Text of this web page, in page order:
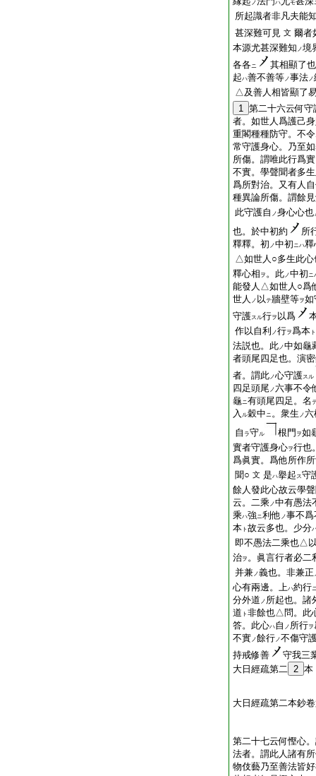
ノ ハ モ
所起識者非凡夫能
甚深難可見 文 爾者
本源尤甚深難知 ノ境
各各ニ
其相顯了
起ハ善不善等ノ事法ノ
△及善人相皆顯了
1 第二十六云何
者。如世人爲護己
重閣種種防守。不
常守護身心。乃至
所傷。謂唯此行爲
不實。學聲聞者多
爲所對治。又有人
種異論所傷。謂餘
此守護自 ノ身心心
也。於中初約
所
釋釋。初 ノ中初ニハ釋
△如世人○多生此心
釋心相 ヲ 。此ノ中初ニ
能發人△如世人○爲
世人 ノ 以テ牆壁等ヲ如
守護スル行ヲ 以爲
作以自利 ノ行ヲ爲本 ト
法説也。此ノ中如龜
者頭尾四足也。演
者。謂此ノ心守護スル
四足頭尾ノ六事不令
龜ニ有頭尾四足。名
入 ル穀中ニ。衆生 ノ六
自 ラ守ル 根門 ヲ如
實者守護身心ヲ行也
爲眞實。爲他所作
聞○ 文 是ハ擧起 ス守
餘人發此心故云學
云。二乘 ノ中有愚法
乘ハ強ニ利他 ノ事不爲
本 ト 故云多也。少分
即不愚法二乘也△
治ヲ 。眞言行者必二
并兼ノ義也。非兼正
心有兩邊。上ハ約行
分外道 ノ 所起也。諸
道 ト 非餘也△問。此
答。此心ハ自 ノ 所行ヲ
不實ノ餘行ノ不傷守
持戒修善
守我三
大日經疏第二 2 本
大日經疏第二本鈔
第二十七云何慳心
法者。謂此人諸有
物伎藝乃至善法皆